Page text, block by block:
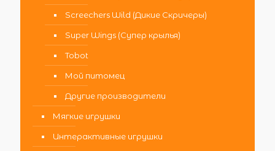
Screechers Wild (Дикие Скричеры)
Super Wings (Супер крылья)
Tobot
Мой питомец
Другие производители
Мягкие игрушки
Интерактивные игрушки